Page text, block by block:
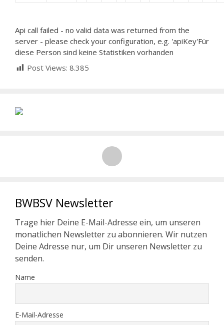
Api call failed - no valid data was returned from the
server - please check your configuration, e.g. 'apiKey'Für
diese Person sind keine Statistiken vorhanden
Post Views: 8.385
BWBSV Newsletter
Trage hier Deine E-Mail-Adresse ein, um unseren
monatlichen Newsletter zu abonnieren. Wir nutzen
Deine Adresse nur, um Dir unseren Newsletter zu
senden.
Name
E-Mail-Adresse